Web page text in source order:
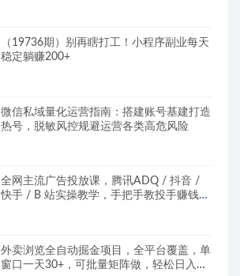
（19736期）别再瞎打工！小程序副业每天
稳定躺赚200+
微信私域量化运营指南：搭建账号基建打造
热号，脱敏风控规避运营各类高危风险
全网主流广告投放课，腾讯ADQ / 抖音 /
快手 / B 站实操教学，手把手教投手赚钱变
外卖浏览全自动掘金项目，全平台覆盖，单
窗口一天30+，可批量矩阵做，轻松日入